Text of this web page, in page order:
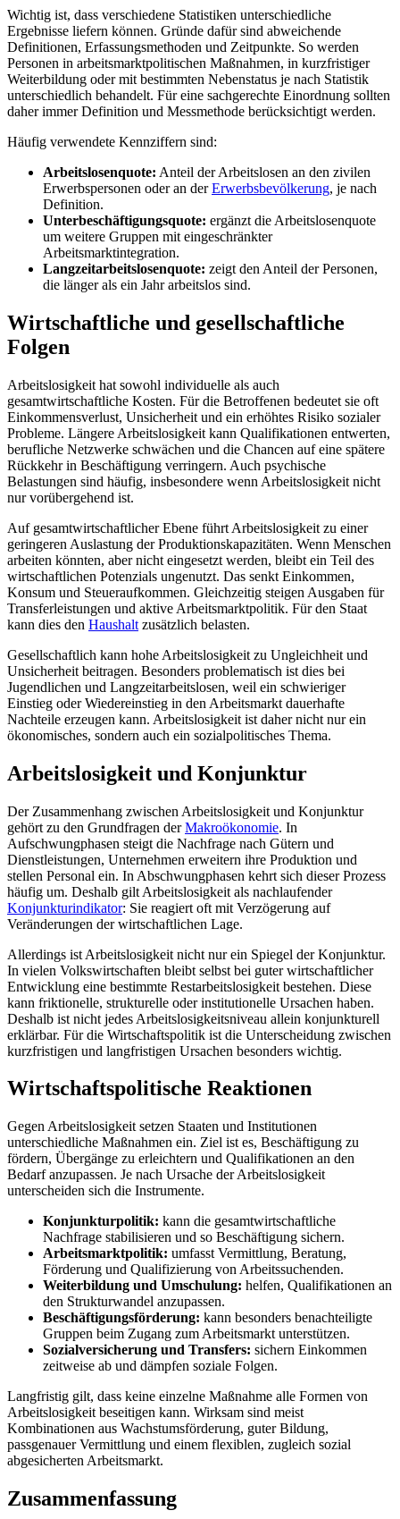
Wichtig ist, dass verschiedene Statistiken unterschiedliche
Ergebnisse liefern können. Gründe dafür sind abweichende
Definitionen, Erfassungsmethoden und Zeitpunkte. So werden
Personen in arbeitsmarktpolitischen Maßnahmen, in kurzfristiger
Weiterbildung oder mit bestimmten Nebenstatus je nach Statistik
unterschiedlich behandelt. Für eine sachgerechte Einordnung sollten
daher immer Definition und Messmethode berücksichtigt werden.
Häufig verwendete Kennziffern sind:
Arbeitslosenquote: Anteil der Arbeitslosen an den zivilen
Erwerbspersonen oder an derErwerbsbevölkerung, je nach
Definition.
Unterbeschäftigungsquote: ergänzt die Arbeitslosenquote
um weitere Gruppen mit eingeschränkter
Arbeitsmarktintegration.
Langzeitarbeitslosenquote: zeigt den Anteil der Personen,
die länger als ein Jahr arbeitslos sind.
Wirtschaftliche und gesellschaftliche
Folgen
Arbeitslosigkeit hat sowohl individuelle als auch
gesamtwirtschaftliche Kosten. Für die Betroffenen bedeutet sie oft
Einkommensverlust, Unsicherheit und ein erhöhtes Risiko sozialer
Probleme. Längere Arbeitslosigkeit kann Qualifikationen entwerten,
berufliche Netzwerke schwächen und die Chancen auf eine spätere
Rückkehr in Beschäftigung verringern. Auch psychische
Belastungen sind häufig, insbesondere wenn Arbeitslosigkeit nicht
nur vorübergehend ist.
Auf gesamtwirtschaftlicher Ebene führt Arbeitslosigkeit zu einer
geringeren Auslastung der Produktionskapazitäten. Wenn Menschen
arbeiten könnten, aber nicht eingesetzt werden, bleibt ein Teil des
wirtschaftlichen Potenzials ungenutzt. Das senkt Einkommen,
Konsum und Steueraufkommen. Gleichzeitig steigen Ausgaben für
Transferleistungen und aktive Arbeitsmarktpolitik. Für den Staat
kann dies den Haushalt zusätzlich belasten.
Gesellschaftlich kann hohe Arbeitslosigkeit zu Ungleichheit und
Unsicherheit beitragen. Besonders problematisch ist dies bei
Jugendlichen und Langzeitarbeitslosen, weil ein schwieriger
Einstieg oder Wiedereinstieg in den Arbeitsmarkt dauerhafte
Nachteile erzeugen kann. Arbeitslosigkeit ist daher nicht nur ein
ökonomisches, sondern auch ein sozialpolitisches Thema.
Arbeitslosigkeit und Konjunktur
Der Zusammenhang zwischen Arbeitslosigkeit und Konjunktur
gehört zu den Grundfragen derMakroökonomie. In
Aufschwungphasen steigt die Nachfrage nach Gütern und
Dienstleistungen, Unternehmen erweitern ihre Produktion und
stellen Personal ein. In Abschwungphasen kehrt sich dieser Prozess
häufig um. Deshalb gilt Arbeitslosigkeit als nachlaufender
Konjunkturindikator: Sie reagiert oft mit Verzögerung auf
Veränderungen der wirtschaftlichen Lage.
Allerdings ist Arbeitslosigkeit nicht nur ein Spiegel der Konjunktur.
In vielen Volkswirtschaften bleibt selbst bei guter wirtschaftlicher
Entwicklung eine bestimmte Restarbeitslosigkeit bestehen. Diese
kann friktionelle, strukturelle oder institutionelle Ursachen haben.
Deshalb ist nicht jedes Arbeitslosigkeitsniveau allein konjunkturell
erklärbar. Für die Wirtschaftspolitik ist die Unterscheidung zwischen
kurzfristigen und langfristigen Ursachen besonders wichtig.
Wirtschaftspolitische Reaktionen
Gegen Arbeitslosigkeit setzen Staaten und Institutionen
unterschiedliche Maßnahmen ein. Ziel ist es, Beschäftigung zu
fördern, Übergänge zu erleichtern und Qualifikationen an den
Bedarf anzupassen. Je nach Ursache der Arbeitslosigkeit
unterscheiden sich die Instrumente.
Konjunkturpolitik: kann die gesamtwirtschaftliche
Nachfrage stabilisieren und so Beschäftigung sichern.
Arbeitsmarktpolitik: umfasst Vermittlung, Beratung,
Förderung und Qualifizierung von Arbeitssuchenden.
Weiterbildung und Umschulung: helfen, Qualifikationen an
den Strukturwandel anzupassen.
Beschäftigungsförderung: kann besonders benachteiligte
Gruppen beim Zugang zum Arbeitsmarkt unterstützen.
Sozialversicherung und Transfers: sichern Einkommen
zeitweise ab und dämpfen soziale Folgen.
Langfristig gilt, dass keine einzelne Maßnahme alle Formen von
Arbeitslosigkeit beseitigen kann. Wirksam sind meist
Kombinationen aus Wachstumsförderung, guter Bildung,
passgenauer Vermittlung und einem flexiblen, zugleich sozial
abgesicherten Arbeitsmarkt.
Zusammenfassung